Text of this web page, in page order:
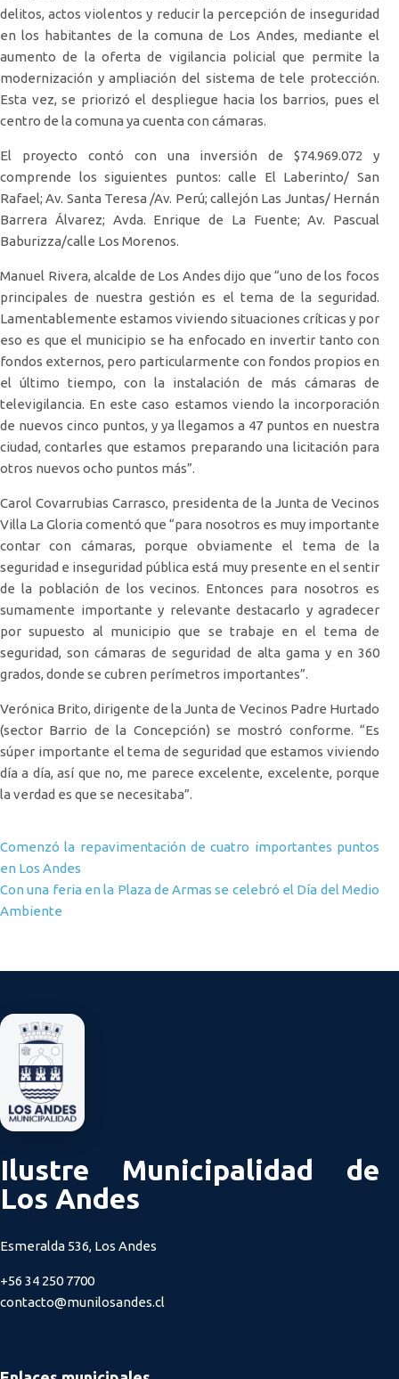
delitos, actos violentos y reducir la percepción de inseguridad
en los habitantes de la comuna de Los Andes, mediante el
aumento de la oferta de vigilancia policial que permite la
modernización y ampliación del sistema de tele protección.
Esta vez, se priorizó el despliegue hacia los barrios, pues el
centro de la comuna ya cuenta con cámaras.
El proyecto contó con una inversión de $74.969.072 y
comprende los siguientes puntos: calle El Laberinto/ San
Rafael; Av. Santa Teresa /Av. Perú; callejón Las Juntas/ Hernán
Barrera Álvarez; Avda. Enrique de La Fuente; Av. Pascual
Baburizza/calle Los Morenos.
Manuel Rivera, alcalde de Los Andes dijo que “uno de los focos
principales de nuestra gestión es el tema de la seguridad.
Lamentablemente estamos viviendo situaciones críticas y por
eso es que el municipio se ha enfocado en invertir tanto con
fondos externos, pero particularmente con fondos propios en
el último tiempo, con la instalación de más cámaras de
televigilancia. En este caso estamos viendo la incorporación
de nuevos cinco puntos, y ya llegamos a 47 puntos en nuestra
ciudad, contarles que estamos preparando una licitación para
otros nuevos ocho puntos más”.
Carol Covarrubias Carrasco, presidenta de la Junta de Vecinos
Villa La Gloria comentó que “para nosotros es muy importante
contar con cámaras, porque obviamente el tema de la
seguridad e inseguridad pública está muy presente en el sentir
de la población de los vecinos. Entonces para nosotros es
sumamente importante y relevante destacarlo y agradecer
por supuesto al municipio que se trabaje en el tema de
seguridad, son cámaras de seguridad de alta gama y en 360
grados, donde se cubren perímetros importantes”.
Verónica Brito, dirigente de la Junta de Vecinos Padre Hurtado
(sector Barrio de la Concepción) se mostró conforme. “Es
súper importante el tema de seguridad que estamos viviendo
día a día, así que no, me parece excelente, excelente, porque
la verdad es que se necesitaba”.
Navegación de entradas
Comenzó la repavimentación de cuatro importantes puntos
en Los Andes
Con una feria en la Plaza de Armas se celebró el Día del Medio
Ambiente
Ilustre Municipalidad de
Los Andes
Esmeralda 536, Los Andes
+56 34 250 7700
contacto@munilosandes.cl